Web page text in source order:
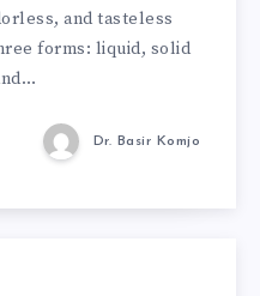
and tasteless
forms: liquid, solid
Dr. Basir Komjo